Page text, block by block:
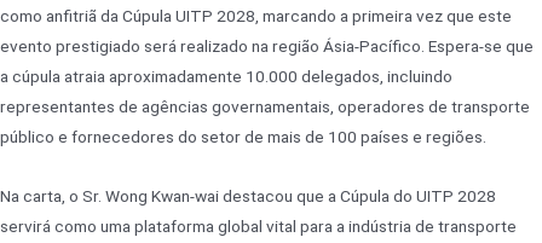
como anfitriã da Cúpula UITP 2028, marcando a primeira vez que este
evento prestigiado será realizado na região Ásia-Pacífico. Espera-se que
a cúpula atraia aproximadamente 10.000 delegados, incluindo
representantes de agências governamentais, operadores de transporte
público e fornecedores do setor de mais de 100 países e regiões.
Na carta, o Sr. Wong Kwan-wai destacou que a Cúpula do UITP 2028
servirá como uma plataforma global vital para a indústria de transporte